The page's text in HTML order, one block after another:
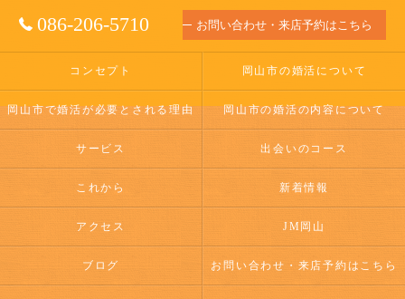
086-206-5710 お問い合わせ・来店予約はこちら
コンセプト 岡山市の婚活について
岡山市で婚活が必要とされる理由 岡山市の婚活の内容について
サービス 出会いのコース
これから 新着情報
アクセス JM岡山
ブログ お問い合わせ・来店予約はこちら